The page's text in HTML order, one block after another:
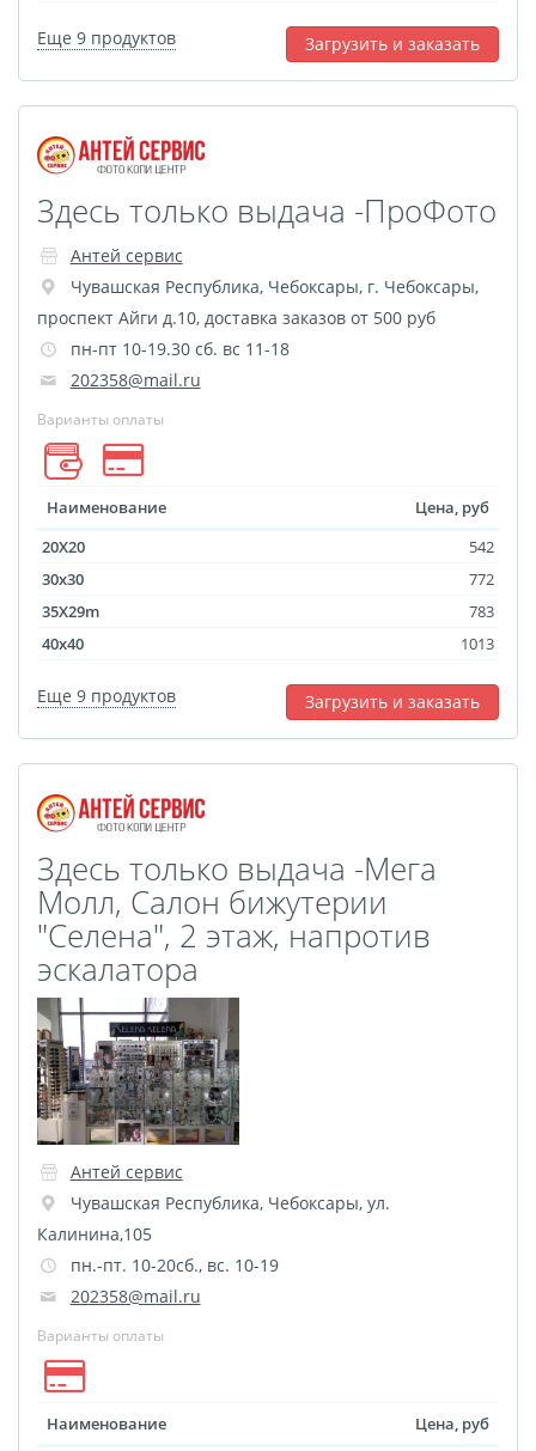
Еще 9 продуктов Загрузить и заказать
Здесь только выдача -ПроФото
Антей сервис
Чувашская Республика, Чебоксары, г. Чебоксары,
проспект Айги д.10, доставка заказов от 500 руб
пн-пт 10-19.30 сб. вс 11-18
202358@mail.ru
Варианты оплаты
Наименование
Цена, руб
20X20
542
30x30
772
35X29m
783
40x40
1013
Еще 9 продуктов Загрузить и заказать
Здесь только выдача -Мега
Молл, Салон бижутерии
"Селена", 2 этаж, напротив
эскалатора
Антей сервис
Чувашская Республика, Чебоксары, ул.
Калинина,105
пн.-пт. 10-20сб., вс. 10-19
202358@mail.ru
Варианты оплаты
Наименование Цена, руб